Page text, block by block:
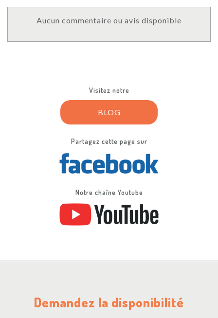
Aucun commentaire ou avis disponible
Visitez notre
BLOG
Partagez cette page sur
Notre chaîne Youtube
Demandez la disponibilité